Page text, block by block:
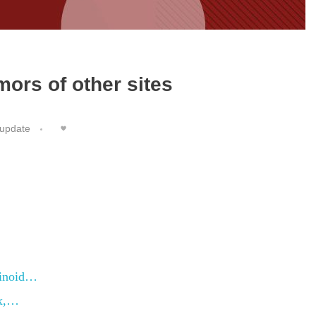
of other sites
update